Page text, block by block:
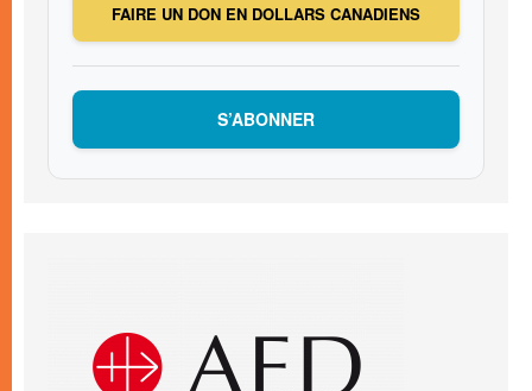
FAIRE UN DON EN DOLLARS CANADIENS
S’ABONNER